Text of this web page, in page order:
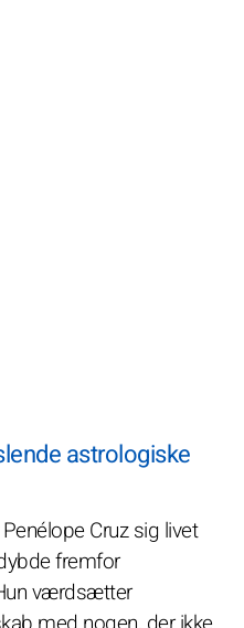
astrologiske
Cruz sig livet
fremfor
værdsætter